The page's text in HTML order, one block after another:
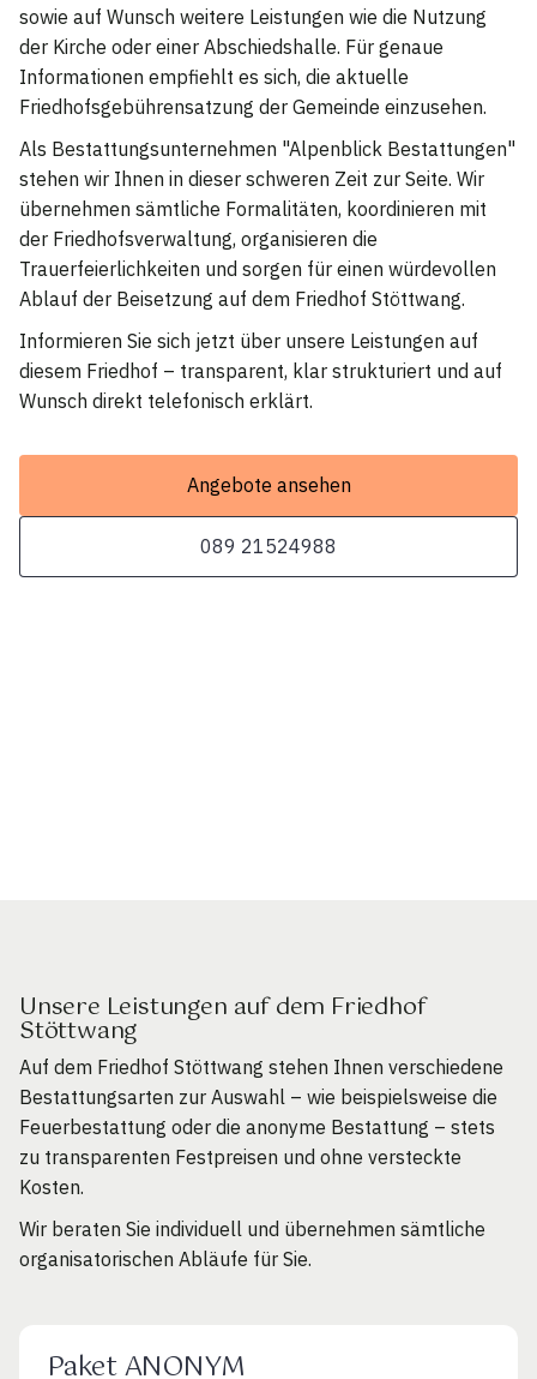
sowie auf Wunsch weitere Leistungen wie die Nutzung
der Kirche oder einer Abschiedshalle. Für genaue
Informationen empfiehlt es sich, die aktuelle
Friedhofsgebührensatzung der Gemeinde einzusehen.
Als Bestattungsunternehmen "Alpenblick Bestattungen"
stehen wir Ihnen in dieser schweren Zeit zur Seite. Wir
übernehmen sämtliche Formalitäten, koordinieren mit
der Friedhofsverwaltung, organisieren die
Trauerfeierlichkeiten und sorgen für einen würdevollen
Ablauf der Beisetzung auf dem Friedhof Stöttwang.
Informieren Sie sich jetzt über unsere Leistungen auf
diesem Friedhof – transparent, klar strukturiert und auf
Wunsch direkt telefonisch erklärt.
Angebote ansehen
089 21524988
Unsere Leistungen auf dem Friedhof
Stöttwang
Auf dem Friedhof Stöttwang stehen Ihnen verschiedene
Bestattungsarten zur Auswahl – wie beispielsweise die
Feuerbestattung oder die anonyme Bestattung – stets
zu transparenten Festpreisen und ohne versteckte
Kosten.
Wir beraten Sie individuell und übernehmen sämtliche
organisatorischen Abläufe für Sie.
Paket ANONYM